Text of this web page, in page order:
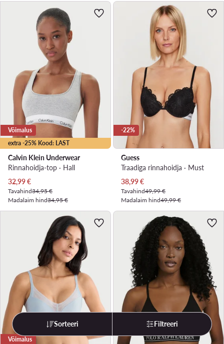
extra -25% Kood: LAST
Võimalus
Calvin Klein Underwear
Rinnahoidja-top · Hall
Praegune hind
32,99€
Tavahind34,95 €
Madalaim hind34,95 €
-22%
Guess
Traadiga rinnahoidja · Must
Praegune hind
38,99€
Tavahind49,99 €
Madalaim hind49,99 €
Võimalus
Sorteeri Filtreeri